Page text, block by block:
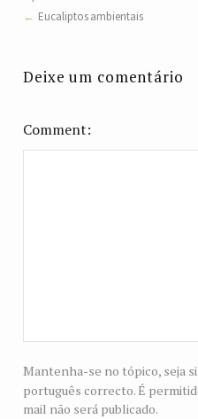
Eucaliptos ambientais
Deixe um comentário
Comment
Mantenha-se no tópico, seja
português correcto. É
mail não será publicado.